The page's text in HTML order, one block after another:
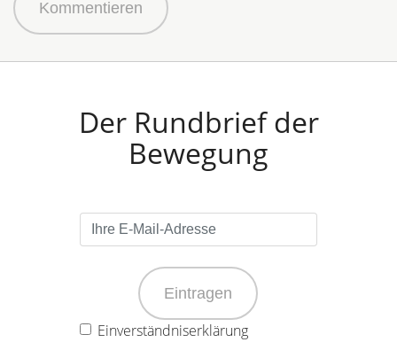
Kommentieren
Der Rundbrief der
Bewegung
Eintragen
Einverständniserklärung